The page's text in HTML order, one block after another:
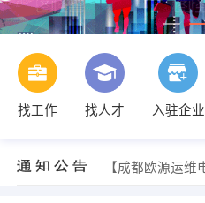
找工作 找人才 入驻企业